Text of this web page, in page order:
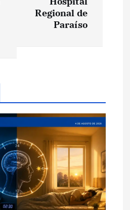
Regional de
Paraíso